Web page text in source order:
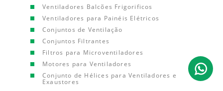
Ventiladores Balcões Frigorificos
Ventiladores para Painéis Elétricos
Conjuntos de Ventilação
Conjuntos Filtrantes
Filtros para Microventiladores
Motores para Ventiladores
Conjunto de Hélices para Ventiladores e
Exaustores